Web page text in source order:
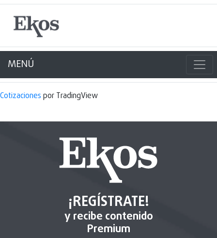
MENÚ
Cotizaciones por TradingView
¡REGÍSTRATE!
y recibe contenido
Premium